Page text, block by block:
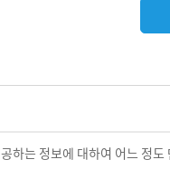
하는 정보에 대하여 어느 정도